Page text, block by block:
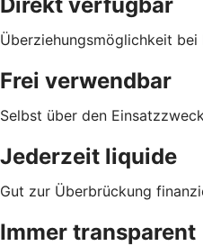
Überziehungsmöglichkeit
Frei verwendbar
Selbst über den
Jederzeit liquide
Gut zur Überbrückung
Immer transparent